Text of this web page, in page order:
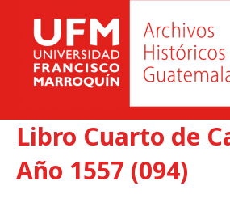
Libro Cuarto de
Año 1557 (094)